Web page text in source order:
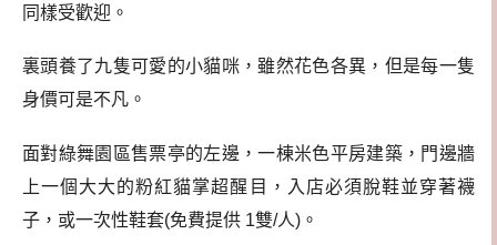
同樣受歡迎。
裏頭養了九隻可愛的小貓咪，雖然花色各異，但是每一隻
身價可是不凡。
面對綠舞園區售票亭的左邊，一棟米色平房建築，門邊牆
上一個大大的粉紅貓掌超醒目，入店必須脫鞋並穿著襪
子，或一次性鞋套(免費提供 1雙/人)。